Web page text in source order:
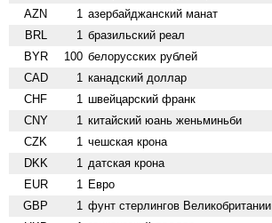
AZN 1 азербайджанский манат
BRL 1 бразильский реал
BYR 100 белорусских рублей
CAD 1 канадский доллар
CHF 1 швейцарский франк
CNY 1 китайский юань женьминьби
CZK 1 чешская крона
DKK 1 датская крона
EUR 1 Евро
GBP 1 фунт стерлингов Велико­британии